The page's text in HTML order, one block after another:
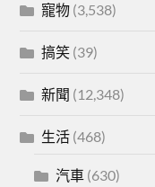
寵物 (3,538)
搞笑 (39)
新聞 (12,348)
生活 (468)
汽車 (630)